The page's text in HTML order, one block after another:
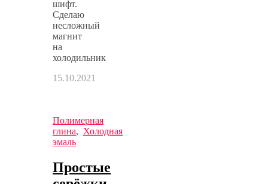
шифт.
Сделаю
несложный
магнит
на
холодильник
15.10.2021
Полимерная
глина, Холодная
эмаль
Простые